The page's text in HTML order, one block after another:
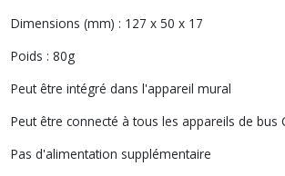
Dimensions (mm) : 127 x 50 x 17
Poids : 80g
Peut être intégré dans l'appareil mural
Peut être connecté à tous les appareils de bus
Pas d'alimentation supplémentaire